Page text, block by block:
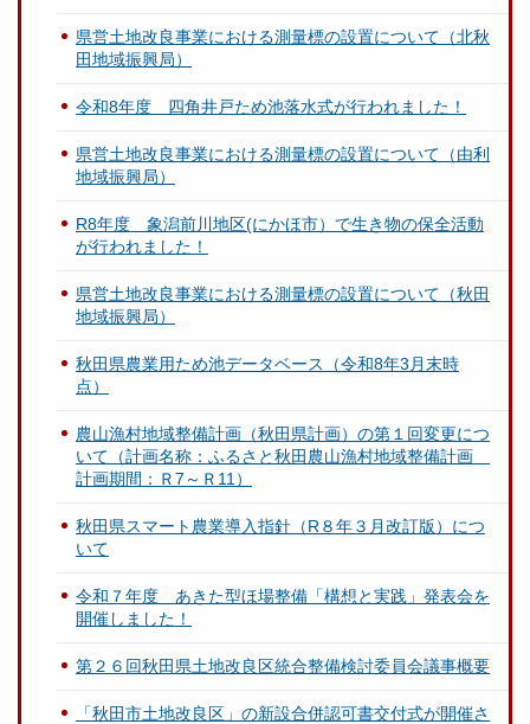
県営土地改良事業における測量標の設置について（北秋
田地域振興局）
令和8年度 四角井戸ため池落水式が行われました！
県営土地改良事業における測量標の設置について（由利
地域振興局）
R8年度 象潟前川地区(にかほ市）で生き物の保全活動
が行われました！
県営土地改良事業における測量標の設置について（秋田
地域振興局）
秋田県農業用ため池データベース（令和8年3月末時
点）
農山漁村地域整備計画（秋田県計画）の第１回変更につ
いて（計画名称：ふるさと秋田農山漁村地域整備計画
計画期間：Ｒ7～Ｒ11）
秋田県スマート農業導入指針（R８年３月改訂版）につ
いて
令和７年度 あきた型ほ場整備「構想と実践」発表会を
開催しました！
第２６回秋田県土地改良区統合整備検討委員会議事概要
「秋田市土地改良区」の新設合併認可書交付式が開催さ